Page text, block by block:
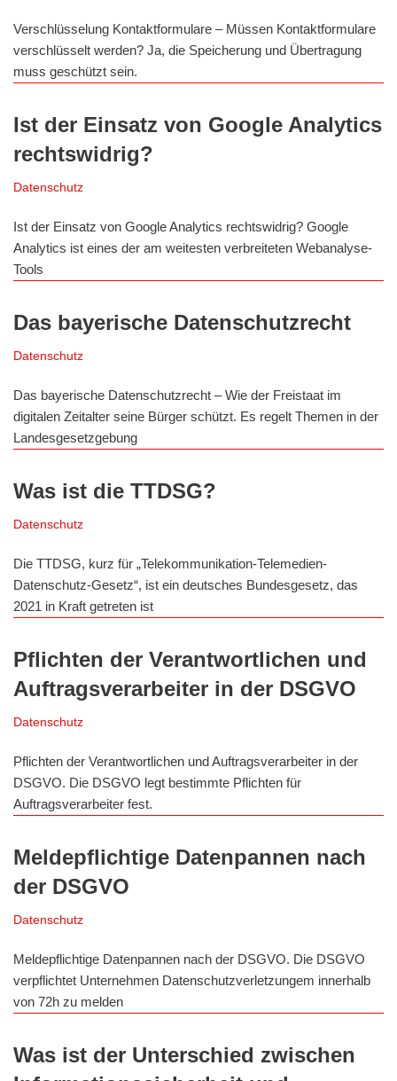
Verschlüsselung Kontaktformulare – Müssen Kontaktformulare
verschlüsselt werden? Ja, die Speicherung und Übertragung
muss geschützt sein.
Ist der Einsatz von Google Analytics
rechtswidrig?
Datenschutz
Ist der Einsatz von Google Analytics rechtswidrig? Google
Analytics ist eines der am weitesten verbreiteten Webanalyse-
Tools
Das bayerische Datenschutzrecht
Datenschutz
Das bayerische Datenschutzrecht – Wie der Freistaat im
digitalen Zeitalter seine Bürger schützt. Es regelt Themen in der
Landesgesetzgebung
Was ist die TTDSG?
Datenschutz
Die TTDSG, kurz für „Telekommunikation-Telemedien-
Datenschutz-Gesetz“, ist ein deutsches Bundesgesetz, das
2021 in Kraft getreten ist
Pflichten der Verantwortlichen und
Auftragsverarbeiter in der DSGVO
Datenschutz
Pflichten der Verantwortlichen und Auftragsverarbeiter in der
DSGVO. Die DSGVO legt bestimmte Pflichten für
Auftragsverarbeiter fest.
Meldepflichtige Datenpannen nach
der DSGVO
Datenschutz
Meldepflichtige Datenpannen nach der DSGVO. Die DSGVO
verpflichtet Unternehmen Datenschutzverletzungem innerhalb
von 72h zu melden
Was ist der Unterschied zwischen